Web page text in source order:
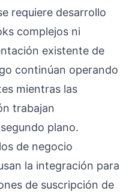
requiere desarrollo
complejos ni
existente de
continúan operando
mientras las
trabajan
plano.
de negocio
la integración para
de suscripción de